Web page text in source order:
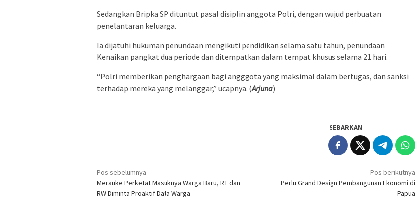
Sedangkan Bripka SP dituntut pasal disiplin anggota Polri, dengan wujud perbuatan
penelantaran keluarga.
Ia dijatuhi hukuman penundaan mengikuti pendidikan selama satu tahun, penundaan
Kenaikan pangkat dua periode dan ditempatkan dalam tempat khusus selama 21 hari.
“Polri memberikan penghargaan bagi angggota yang maksimal dalam bertugas, dan sanksi
terhadap mereka yang melanggar,” ucapnya. (Arjuna)
SEBARKAN
Navigasi
pos
Pos sebelumnya
Merauke Perketat Masuknya Warga Baru, RT dan
RW Diminta Proaktif Data Warga
Pos berikutnya
Perlu Grand Design Pembangunan Ekonomi di
Papua